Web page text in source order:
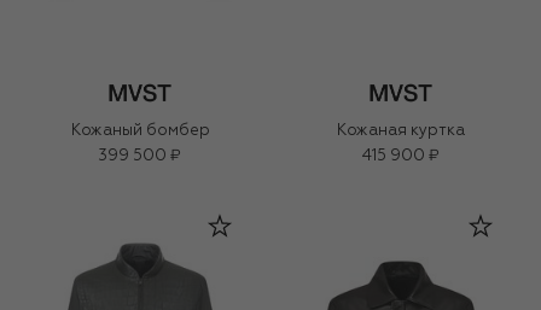
Кожаный бомбер
399 500 ₽
Кожаная куртка
415 900 ₽